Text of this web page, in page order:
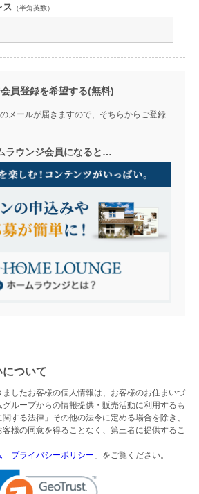
ス （半角英数）
員登録を希望する(無料)
メールが届きますので、そちらからご登録
ラウンジ会員になると…
ついて
したお客様の個人情報は、お客様のお住まいづ
ループからの情報提供・販売活動に利用するも
する法律」その他の法令に定める場合を除き、
様の同意を得ることなく、第三者に提供するこ
プライバシーポリシー 」をご覧ください。